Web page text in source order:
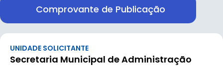
Comprovante de Publicação
UNIDADE SOLICITANTE
Secretaria Municipal de Administração